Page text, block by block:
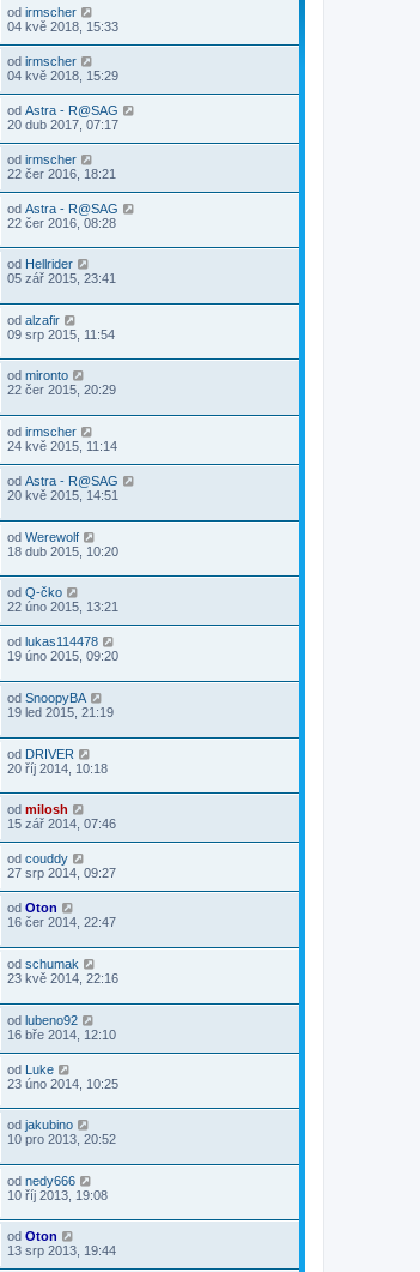
od irmscher
04 kvě 2018, 15:33
od irmscher
04 kvě 2018, 15:29
od Astra - R@SAG
20 dub 2017, 07:17
od irmscher
22 čer 2016, 18:21
od Astra - R@SAG
22 čer 2016, 08:28
od Hellrider
05 zář 2015, 23:41
od alzafir
09 srp 2015, 11:54
od mironto
22 čer 2015, 20:29
od irmscher
24 kvě 2015, 11:14
od Astra - R@SAG
20 kvě 2015, 14:51
od Werewolf
18 dub 2015, 10:20
od Q-čko
22 úno 2015, 13:21
od lukas114478
19 úno 2015, 09:20
od SnoopyBA
19 led 2015, 21:19
od DRIVER
20 říj 2014, 10:18
od milosh
15 zář 2014, 07:46
od couddy
27 srp 2014, 09:27
od Oton
16 čer 2014, 22:47
od schumak
23 kvě 2014, 22:16
od lubeno92
16 bře 2014, 12:10
od Luke
23 úno 2014, 10:25
od jakubino
10 pro 2013, 20:52
od nedy666
10 říj 2013, 19:08
od Oton
13 srp 2013, 19:44